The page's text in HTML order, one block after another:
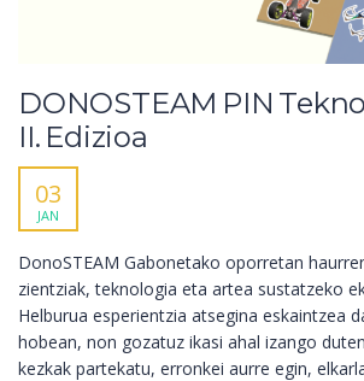
DONOSTEAM PIN
II. Edizioa
03
JAN
DonoSTEAM Gabonetako oporretan
zientziak, teknologia eta artea sustatzeko
Helburua esperientzia atsegina eskaintzea
hobean, non gozatuz ikasi ahal izango
kezkak partekatu, erronkei aurre egin,